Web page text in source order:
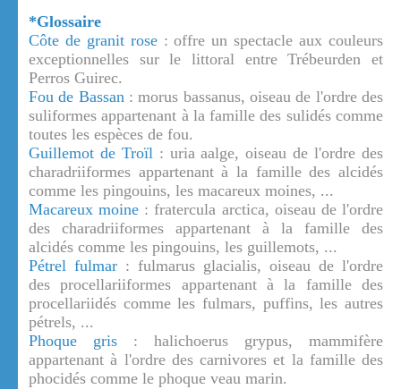
*Glossaire
Côte de granit rose: offre un spectacle aux couleurs
exceptionnelles sur le littoral entre Trébeurden et
Perros Guirec.
Fou de Bassan: morus bassanus, oiseau de l'ordre des
suliformes appartenant à la famille des sulidés comme
toutes les espèces de fou.
Guillemot de Troïl: uria aalge, oiseau de l'ordre des
charadriiformes appartenant à la famille des alcidés
comme les pingouins, les macareux moines, ...
Macareux moine : fratercula arctica, oiseau de l'ordre
des charadriiformes appartenant à la famille des
alcidés comme les pingouins, les guillemots, ...
Pétrel fulmar : fulmarus glacialis, oiseau de l'ordre
des procellariiformes appartenant à la famille des
procellariidés comme les fulmars, puffins, les autres
pétrels, ...
Phoque gris : halichoerus grypus, mammifère
appartenant à l'ordre des carnivores et la famille des
phocidés comme le phoque veau marin.